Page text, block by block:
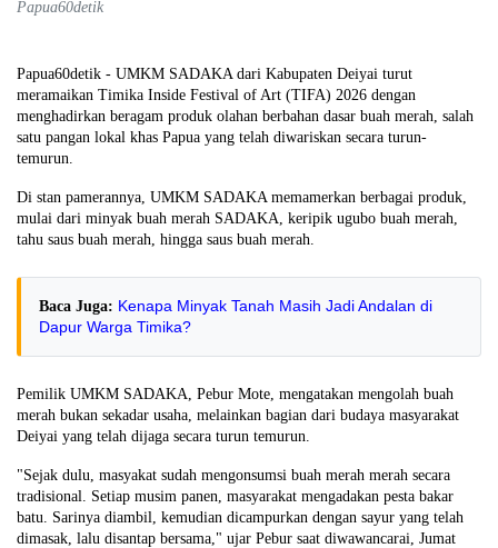
Papua60detik
Papua60detik - UMKM SADAKA dari Kabupaten Deiyai turut
meramaikan Timika Inside Festival of Art (TIFA) 2026 dengan
menghadirkan beragam produk olahan berbahan dasar buah merah, salah
satu pangan lokal khas Papua yang telah diwariskan secara turun-
temurun.
Di stan pamerannya, UMKM SADAKA memamerkan berbagai produk,
mulai dari minyak buah merah SADAKA, keripik ugubo buah merah,
tahu saus buah merah, hingga saus buah merah.
Baca Juga: Kenapa Minyak Tanah Masih Jadi Andalan di
Dapur Warga Timika?
Pemilik UMKM SADAKA, Pebur Mote, mengatakan mengolah buah
merah bukan sekadar usaha, melainkan bagian dari budaya masyarakat
Deiyai yang telah dijaga secara turun temurun.
"Sejak dulu, masyakat sudah mengonsumsi buah merah merah secara
tradisional. Setiap musim panen, masyarakat mengadakan pesta bakar
batu. Sarinya diambil, kemudian dicampurkan dengan sayur yang telah
dimasak, lalu disantap bersama," ujar Pebur saat diwawancarai, Jumat